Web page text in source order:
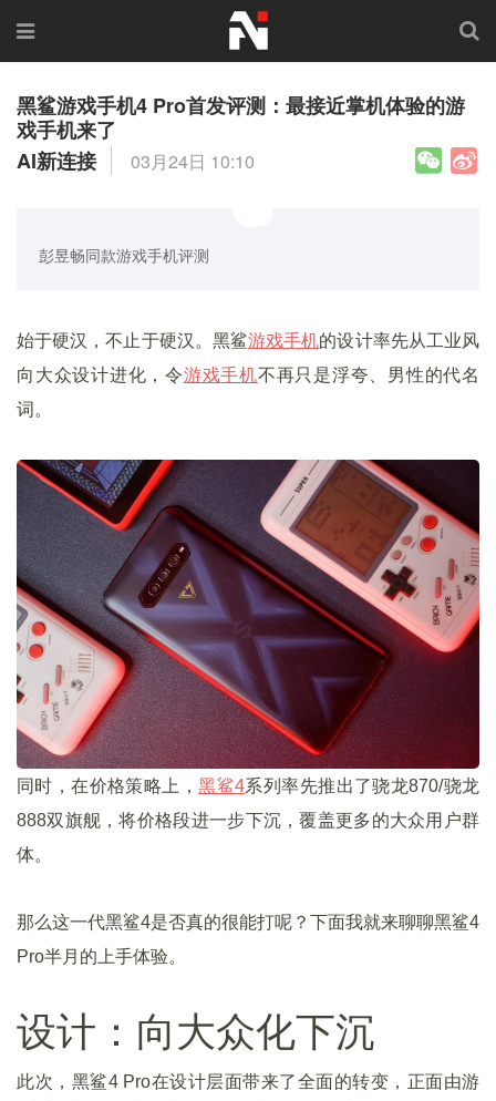
黑鲨游戏手机4 Pro首发评测：最接近掌机体验的游
戏手机来了
AI新连接
03月24日 10:10
彭昱畅同款游戏手机评测
始于硬汉，不止于硬汉。黑鲨游戏手机的设计率先从工业风
向大众设计进化，令游戏手机不再只是浮夸、男性的代名
词。
同时，在价格策略上，黑鲨4系列率先推出了骁龙870/骁龙
888双旗舰，将价格段进一步下沉，覆盖更多的大众用户群
体。
那么这一代黑鲨4是否真的很能打呢？下面我就来聊聊黑鲨4
Pro半月的上手体验。
设计：向大众化下沉
此次，黑鲨4 Pro在设计层面带来了全面的转变，正面由游